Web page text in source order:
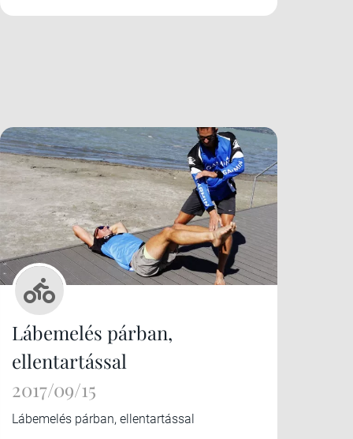
Lábemelés párban,
ellentartással
2017/09/15
Lábemelés párban, ellentartással